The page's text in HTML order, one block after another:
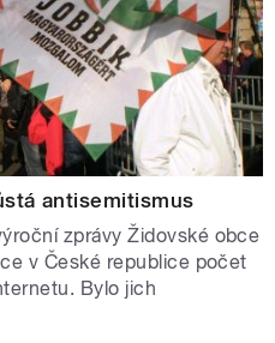
antisemitismus
zprávy Židovské obce
v České republice počet
Bylo jich